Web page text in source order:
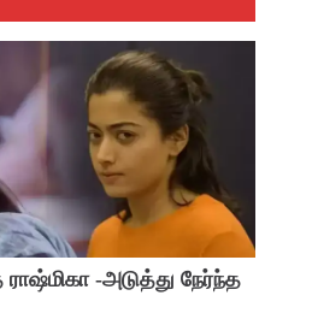
-அடுத்து நேர்ந்த